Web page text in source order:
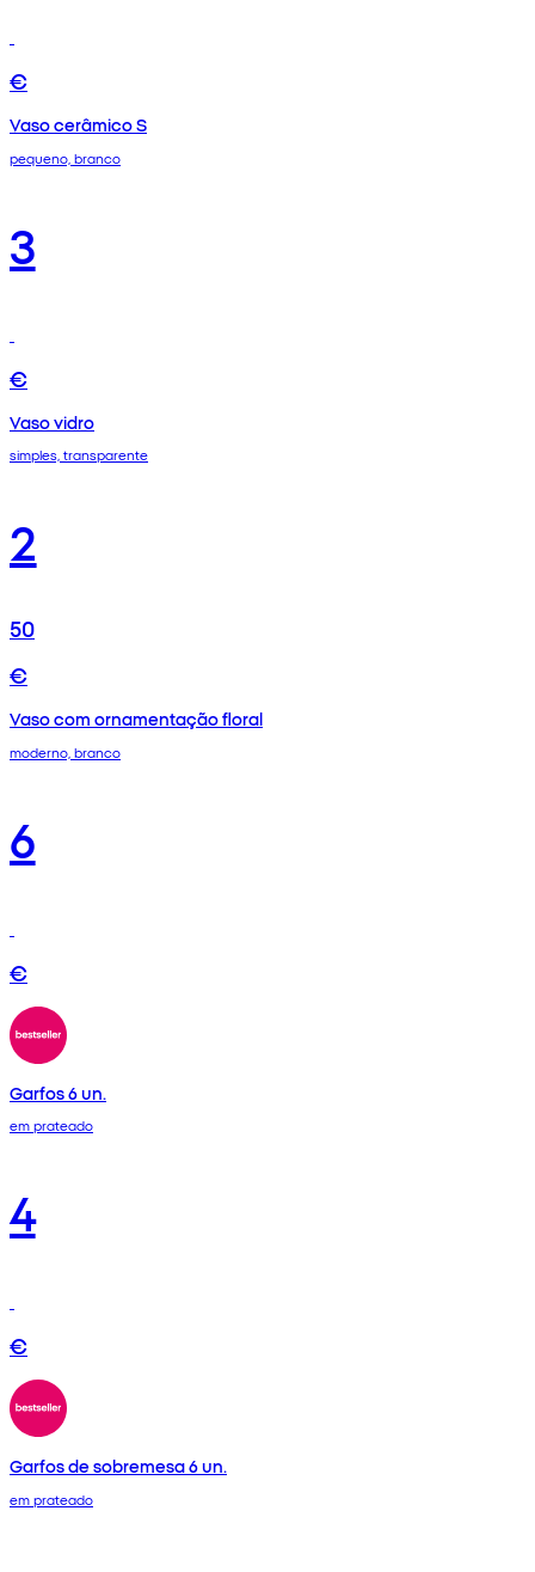
€
Vaso cerâmico S
pequeno, branco
3
€
Vaso vidro
simples, transparente
2
50
€
Vaso com ornamentação floral
moderno, branco
6
€
Garfos 6 un.
em prateado
4
€
Garfos de sobremesa 6 un.
em prateado